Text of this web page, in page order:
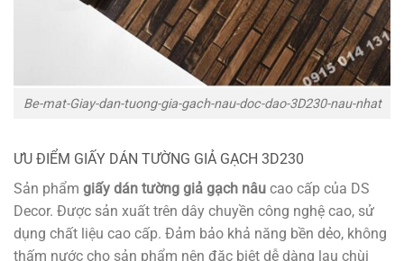
Be-mat-Giay-dan-tuong-gia-gach-nau-doc-dao-3D230-nau-nhat
ƯU ĐIỂM GIẤY DÁN TƯỜNG GIẢ GẠCH 3D230
Sản phẩm giấy dán tường giả gạch nâu cao cấp của DS
Decor. Được sản xuất trên dây chuyền công nghệ cao, sử
dụng chất liệu cao cấp. Đảm bảo khả năng bền dẻo, không
thấm nước cho sản phẩm nên đặc biệt dễ dàng lau chùi